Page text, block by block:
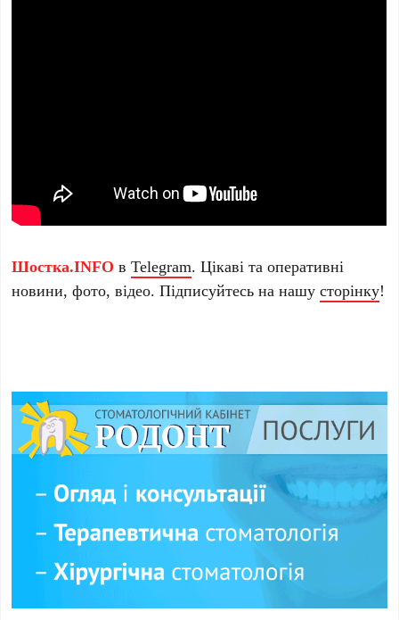
Шостка.INFO вTelegram. Цікаві та оперативні
новини, фото, відео. Підписуйтесь на нашусторінку!